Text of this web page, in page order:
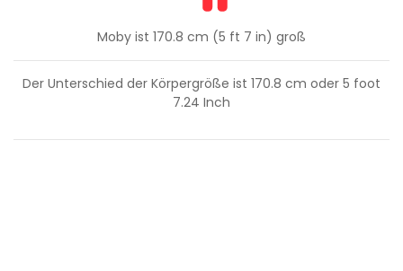
Moby ist 170.8 cm (5 ft 7 in) groß
Der Unterschied der Körpergröße ist 170.8 cm oder 5 foot
7.24 Inch